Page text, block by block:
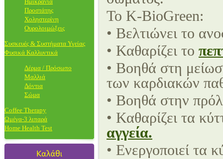
Προστάτης
Χοληστερίνη
Ουρολοιμώξεις
Συσκευές & Συστήματα Υγείας
Φυσικά Καλλυντικά
Δέρμα / Πρόσωπο
Μαλλιά
Δόντια
Σώμα
Coffee Therapy
Ωμέγα-3 λιπαρά
Home Health Test
Το K-BioGreen:
• Βελτιώνει το
• Καθαρίζει το
• Βοηθά στη
των καρδιακών
• Βοηθά στην
• Καθαρίζει τα
αγγεία.
• Ενεργοποιεί τα